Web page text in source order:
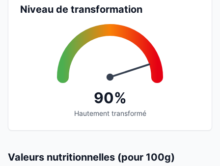
Niveau de transformation
90%
Hautement transformé
Valeurs nutritionnelles (pour 100g)